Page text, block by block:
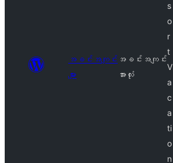
အခင်းအကျင်း
များ
အခင်းအကျင်း
အားလုံး
s
o
r
t
V
a
c
a
ti
o
n